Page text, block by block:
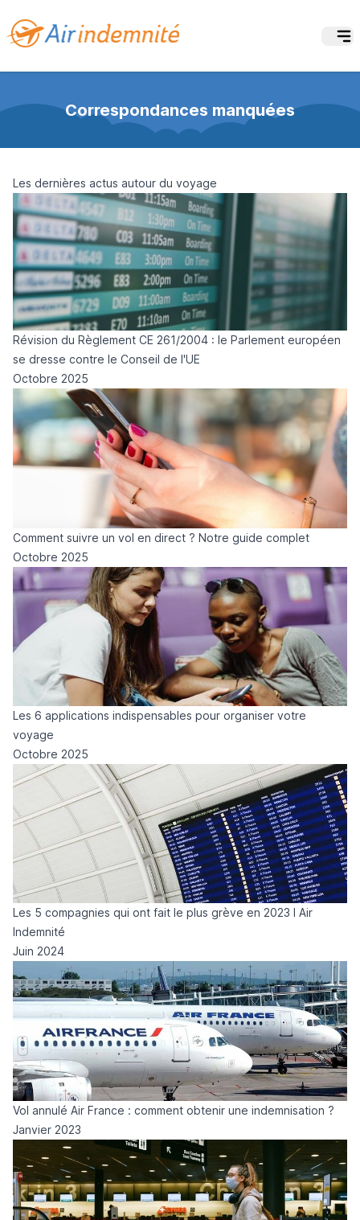
Correspondances manquées
Les dernières actus autour du voyage
Révision du Règlement CE 261/2004 : le Parlement européen
se dresse contre le Conseil de l'UE
Octobre 2025
Comment suivre un vol en direct ? Notre guide complet
Octobre 2025
Les 6 applications indispensables pour organiser votre
voyage
Octobre 2025
Les 5 compagnies qui ont fait le plus grève en 2023 I Air
Indemnité
Juin 2024
Vol annulé Air France : comment obtenir une indemnisation ?
Janvier 2023